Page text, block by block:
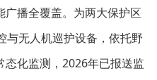
广播全覆盖。为两大保护区
与无人机巡护设备，依托野
化监测，2026年已报送监